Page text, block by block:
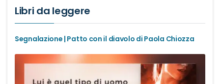
Libri da leggere
Segnalazione | Patto con il diavolo di Paola Chiozza